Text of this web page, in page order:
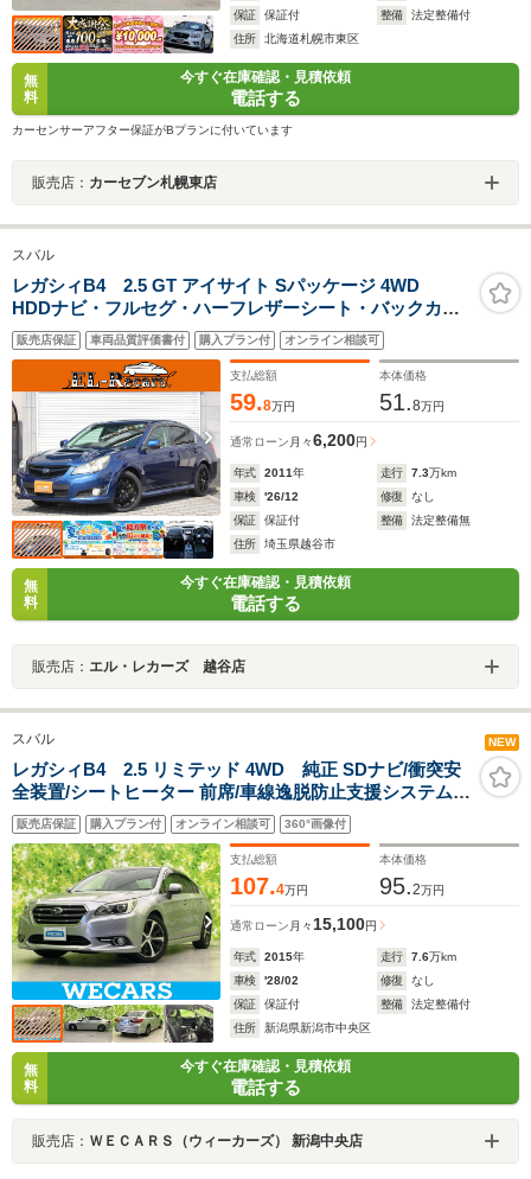
保証
保証付 整備
法定整備付
住所
北海道札幌市東区
無
料
今すぐ在庫確認・見積依頼
電話する
カーセンサーアフター保証がBプランに付いています
販売店： カーセブン札幌東店
スバル
レガシィB4 2.5 GT アイサイト Sパッケージ 4WD
HDDナビ・フルセグ・ハーフレザーシート・バックカメ
ラ・Bluetooth接続・追従クルコン・スマートキー・プッ
シュスタート・電動シート・パドルシフト・ドライブレ
コーダー・HIDヘッドライト・フォグランプ・社外AW
販売店保証 車両品質評価書付 購入プラン付 オンライン相談可
支払総額
59.8万円
本体価格
51.8万円
通常ローン 月々6,200円
年式 2011年 走行 7.3万km
車検
'26/12 修復
なし
保証
保証付 整備
法定整備無
住所
埼玉県越谷市
無
料
今すぐ在庫確認・見積依頼
電話する
販売店： エル・レカーズ 越谷店
スバル NEW
レガシィB4 2.5 リミテッド 4WD 純正 SDナビ/衝突安
全装置/シートヒーター 前席/車線逸脱防止支援システム/
シート フルレザー/Bluetooth接続/ETC/EBD付ABS/横滑
り防止装置/アイドリングストップ
販売店保証 購入プラン付 オンライン相談可 360°画像付
支払総額
107.4万円
本体価格
95.2万円
通常ローン 月々 15,100円
年式 2015年 走行 7.6万km
車検
'28/02 修復
なし
保証
保証付 整備
法定整備付
住所
新潟県新潟市中央区
無
料
今すぐ在庫確認・見積依頼
電話する
販売店： ＷＥＣＡＲＳ（ウィーカーズ） 新潟中央店